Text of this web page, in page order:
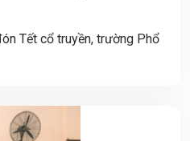
Tết cổ truyền, trường Phổ